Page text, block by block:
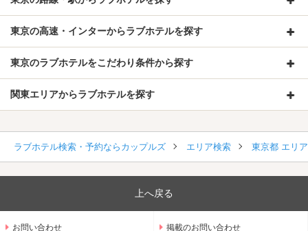
東京の高速・インターからラブホテルを探す
東京のラブホテルをこだわり条件から探す
関東エリアからラブホテルを探す
ラブホテル検索・予約ならカップルズ エリア検索 東京都 エリ
上へ戻る
お問い合わせ 掲載のお問い合わせ